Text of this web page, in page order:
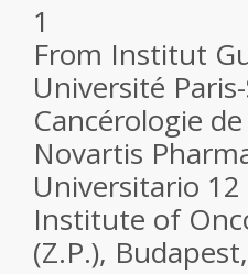
1
From Institut
Université
Cancérologie
Novartis
Universitario
Institute of
(Z.P.),